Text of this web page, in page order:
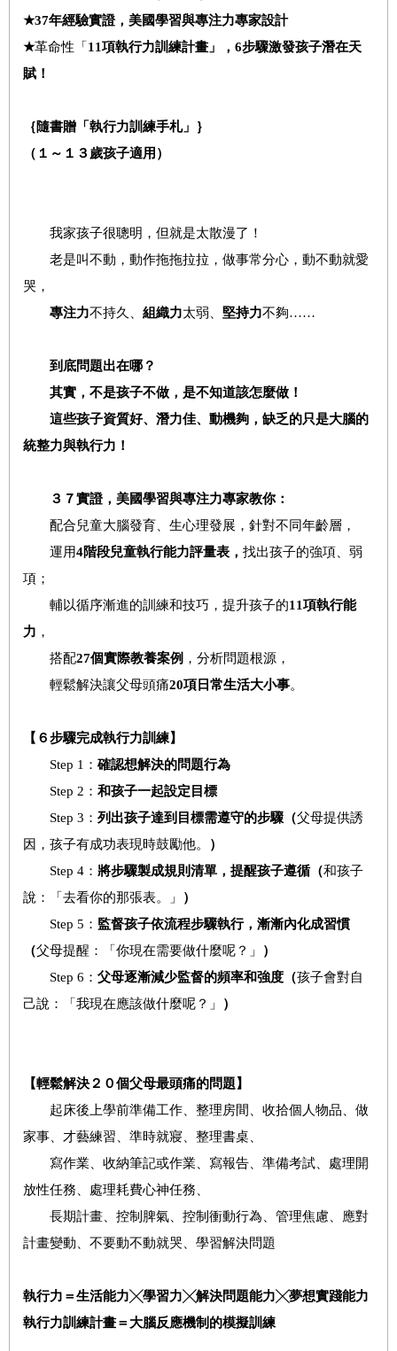
★37年經驗實證，美國學習與專注力專家設計
★革命性「 11項執行力訓練計畫」，6步驟激發孩子潛在天
賦！
｛隨書贈「執行力訓練手札」｝
（１～１３歲孩子適用）
我家孩子很聰明，但就是太散漫了！
老是叫不動，動作拖拖拉拉，做事常分心，動不動就愛
哭，
專注力不持久、 組織力太弱、 堅持力不夠……
到底問題出在哪？
其實，不是孩子不做，是不知道該怎麼做！
這些孩子資質好、 潛力佳、動機夠，缺乏的只是大腦的
統整力與執行力 ！
３７實證，美國學習與專注力專家教你：
配合兒童大腦發育、生心理發展，針對不同年齡層，
運用4階段兒童執行能力評量表， 找出孩子的強項、弱
項；
輔以循序漸進的訓練和技巧，提升孩子的11項執行能
力 ，
搭配27個實際教養案例 ，分析問題根源，
輕鬆解決讓父母頭痛20項 日常生活大小事。
【６步驟完成執行力訓練】
Step 1： 確認想解決的問題行為
Step 2： 和孩子一起設定目標
Step 3： 列出孩子達到目標需遵守的步驟 （父母提供誘
因，孩子有成功表現時鼓勵他。
）
Step 4： 將步驟製成規則清單，提醒孩子遵循（和孩子
說：「去看你的那張表。」
）
Step 5： 監督孩子依流程步驟執行，漸漸內化成習慣
（父母提醒：「你現在需要做什麼呢？」
）
Step 6： 父母逐漸減少監督的頻率和強度 （孩子會對自
己說：「我現在應該做什麼呢？」
）
【輕鬆解決２０個父母最頭痛的問題】
起床後上學前準備工作、整理房間、收拾個人物品、做
家事、才藝練習、準時就寢、整理書桌、
寫作業、收納筆記或作業、寫報告、準備考試、處理開
放性任務、處理耗費心神任務、
長期計畫、控制脾氣、控制衝動行為、管理焦慮、應對
計畫變動、不要動不動就哭、學習解決問題
執行力＝生活能力╳學習力╳解決問題能力╳夢想實踐能力
執行力訓練計畫＝大腦反應機制的模擬訓練